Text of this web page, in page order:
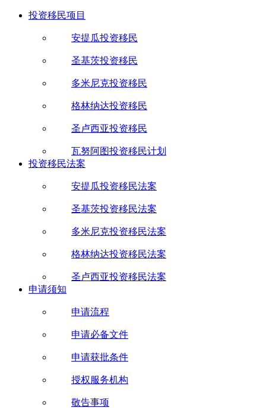
投资移民项目
安提瓜投资移民
圣基茨投资移民
多米尼克投资移民
格林纳达投资移民
圣卢西亚投资移民
瓦努阿图投资移民计划
投资移民法案
安提瓜投资移民法案
圣基茨投资移民法案
多米尼克投资移民法案
格林纳达投资移民法案
圣卢西亚投资移民法案
申请须知
申请流程
申请必备文件
申请获批条件
授权服务机构
敬告事项